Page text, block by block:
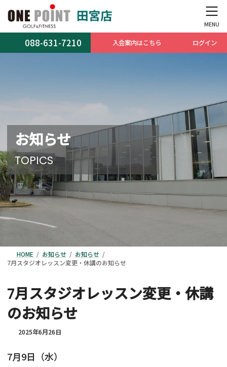
ン
へ
ー
ョ
088-631-7210 入会案内はこちら ログイン
お知らせ
TOPICS
HOME お知らせ
お知らせ
7月スタジオレッスン変更・休講のお知らせ
7月スタジオレッスン変更・休講
のお知らせ
2025年6月26日
7月9日（水）